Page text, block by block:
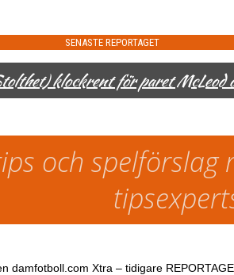
SENASTE REPORTAGET
klockrent för paret McLeod
och spelförslag
damfotboll.com Xtra – tidigare